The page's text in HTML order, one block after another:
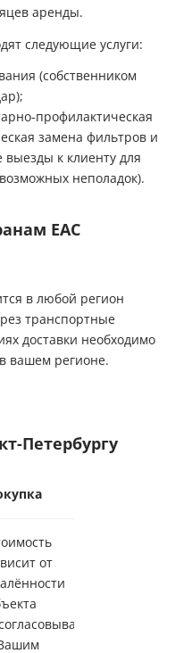
аренды.
следующие услуги:
(собственником
профилактическая
замена фильтров и
к клиенту для
неполадок).
ЕАС
в любой регион
транспортные
доставки необходимо
вашем регионе.
Петербургу
от